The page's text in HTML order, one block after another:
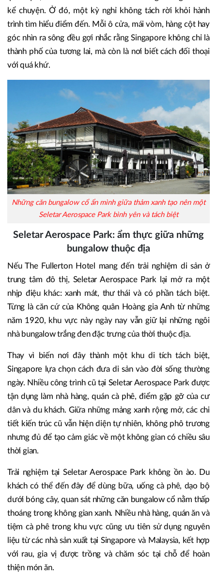
kể chuyện. Ở đó, một kỳ nghỉ không tách rời khỏi hành
trình tìm hiểu điểm đến. Mỗi ô cửa, mái vòm, hàng cột hay
góc nhìn ra sông đều gợi nhắc rằng Singapore không chỉ là
thành phố của tương lai, mà còn là nơi biết cách đối thoại
với quá khứ.
Những căn bungalow cổ ẩn mình giữa thảm xanh tạo nên một
Seletar Aerospace Park bình yên và tách biệt
Seletar Aerospace Park: ẩm thực giữa những
bungalow thuộc địa
Nếu The Fullerton Hotel mang đến trải nghiệm di sản ở
trung tâm đô thị, Seletar Aerospace Park lại mở ra một
nhịp điệu khác: xanh mát, thư thái và có phần tách biệt.
Từng là căn cứ của Không quân Hoàng gia Anh từ những
năm 1920, khu vực này ngày nay vẫn giữ lại những ngôi
nhà bungalow trắng đen đặc trưng của thời thuộc địa.
Thay vì biến nơi đây thành một khu di tích tách biệt,
Singapore lựa chọn cách đưa di sản vào đời sống thường
ngày. Nhiều công trình cũ tại Seletar Aerospace Park được
tận dụng làm nhà hàng, quán cà phê, điểm gặp gỡ của cư
dân và du khách. Giữa những mảng xanh rộng mở, các chi
tiết kiến trúc cũ vẫn hiện diện tự nhiên, không phô trương
nhưng đủ để tạo cảm giác về một không gian có chiều sâu
thời gian.
Trải nghiệm tại Seletar Aerospace Park không ồn ào. Du
khách có thể đến đây để dùng bữa, uống cà phê, dạo bộ
dưới bóng cây, quan sát những căn bungalow cổ nằm thấp
thoáng trong không gian xanh. Nhiều nhà hàng, quán ăn và
tiệm cà phê trong khu vực cũng ưu tiên sử dụng nguyên
liệu từ các nhà sản xuất tại Singapore và Malaysia, kết hợp
với rau, gia vị được trồng và chăm sóc tại chỗ để hoàn
thiện món ăn.